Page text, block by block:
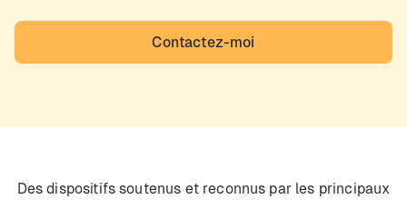
Contactez-moi
Des dispositifs soutenus et reconnus par les principaux